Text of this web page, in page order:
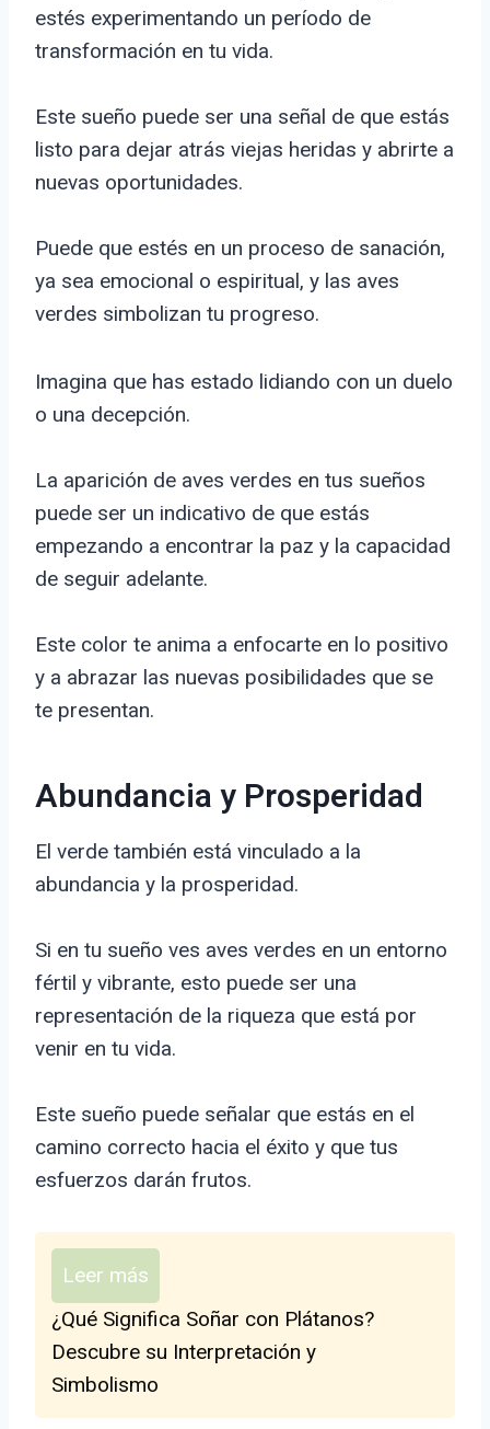
estés experimentando un período de
transformación en tu vida.
Este sueño puede ser una señal de que estás
listo para dejar atrás viejas heridas y abrirte a
nuevas oportunidades.
Puede que estés en un proceso de sanación,
ya sea emocional o espiritual, y las aves
verdes simbolizan tu progreso.
Imagina que has estado lidiando con un duelo
o una decepción.
La aparición de aves verdes en tus sueños
puede ser un indicativo de que estás
empezando a encontrar la paz y la capacidad
de seguir adelante.
Este color te anima a enfocarte en lo positivo
y a abrazar las nuevas posibilidades que se
te presentan.
Abundancia y Prosperidad
El verde también está vinculado a la
abundancia y la prosperidad.
Si en tu sueño ves aves verdes en un entorno
fértil y vibrante, esto puede ser una
representación de la riqueza que está por
venir en tu vida.
Este sueño puede señalar que estás en el
camino correcto hacia el éxito y que tus
esfuerzos darán frutos.
Leer más
¿Qué Significa Soñar con Plátanos?
Descubre su Interpretación y
Simbolismo